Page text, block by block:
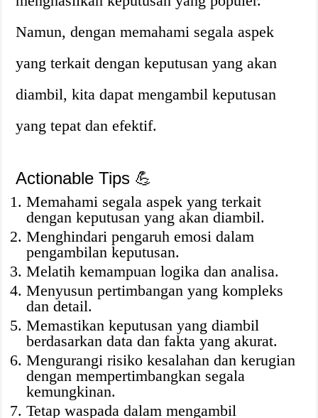
Namun, dengan memahami segala aspek
yang terkait dengan keputusan yang akan
diambil, kita dapat mengambil keputusan
yang tepat dan efektif.
Actionable Tips 💪
Memahami segala aspek yang terkait
dengan keputusan yang akan diambil.
Menghindari pengaruh emosi dalam
pengambilan keputusan.
Melatih kemampuan logika dan analisa.
Menyusun pertimbangan yang kompleks
dan detail.
Memastikan keputusan yang diambil
berdasarkan data dan fakta yang akurat.
Mengurangi risiko kesalahan dan kerugian
dengan mempertimbangkan segala
kemungkinan.
Tetap waspada dalam mengambil